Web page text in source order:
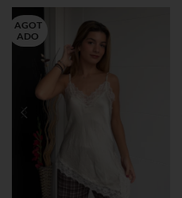
AGOT
ADO